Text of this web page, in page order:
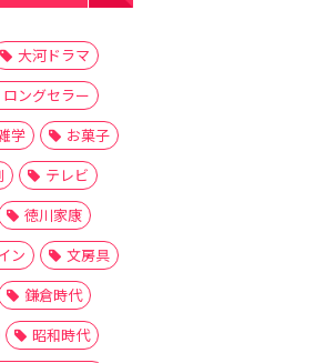
大河ドラマ
ロングセラー
学
お菓子
テレビ
徳川家康
ン
文房具
鎌倉時代
昭和時代